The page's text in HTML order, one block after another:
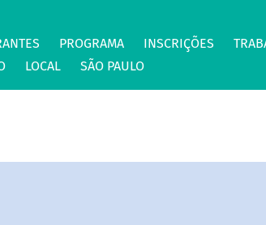
PROGRAMA INSCRIÇÕES
LOCAL SÃO PAULO